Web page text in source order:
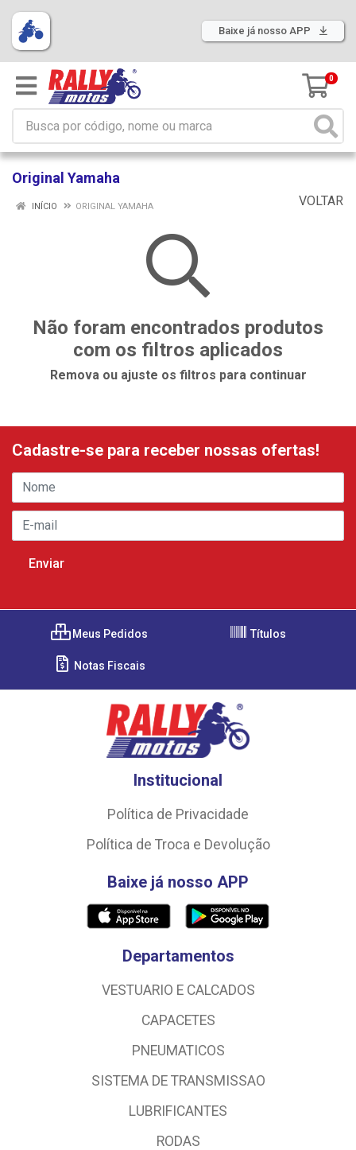
Baixe já nosso APP
0
Original Yamaha
VOLTAR
INÍCIO ORIGINAL YAMAHA
Não foram encontrados produtos
com os filtros aplicados
Remova ou ajuste os filtros para continuar
Cadastre-se para receber nossas ofertas!
Meus Pedidos Títulos
Notas Fiscais
Institucional
Política de Privacidade
Política de Troca e Devolução
Baixe já nosso APP
Departamentos
VESTUARIO E CALCADOS
CAPACETES
PNEUMATICOS
SISTEMA DE TRANSMISSAO
LUBRIFICANTES
RODAS